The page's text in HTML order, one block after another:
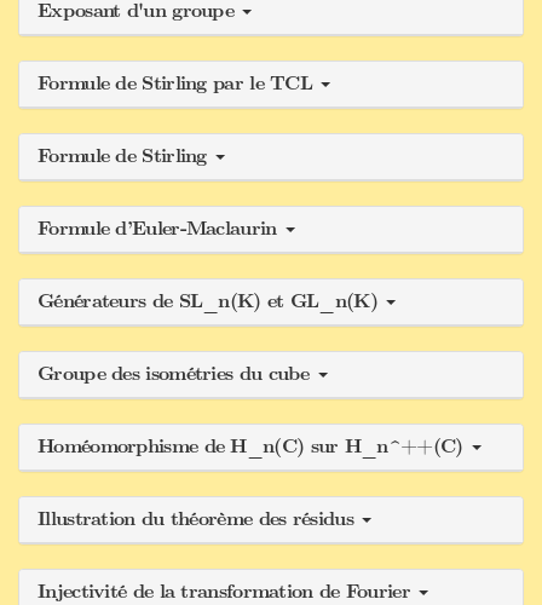
Exposant d'un groupe
Formule de Stirling par le TCL
Formule de Stirling
Formule d’Euler-Maclaurin
Générateurs de SL_n(K) et GL_n(K)
Groupe des isométries du cube
Homéomorphisme de H_n(C) sur H_n^++(C)
Illustration du théorème des résidus
Injectivité de la transformation de Fourier